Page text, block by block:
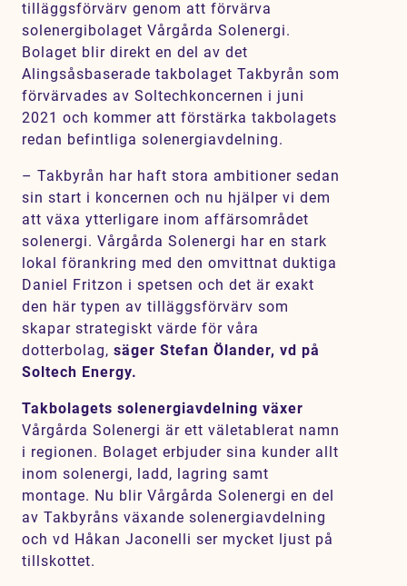
tilläggsförvärv genom att förvärva
solenergibolaget Vårgårda Solenergi.
Bolaget blir direkt en del av det
Alingsåsbaserade takbolaget Takbyrån som
förvärvades av Soltechkoncernen i juni
2021 och kommer att förstärka takbolagets
redan befintliga solenergiavdelning.
– Takbyrån har haft stora ambitioner sedan
sin start i koncernen och nu hjälper vi dem
att växa ytterligare inom affärsområdet
solenergi. Vårgårda Solenergi har en stark
lokal förankring med den omvittnat duktiga
Daniel Fritzon i spetsen och det är exakt
den här typen av tilläggsförvärv som
skapar strategiskt värde för våra
dotterbolag, säger Stefan Ölander, vd på
Soltech Energy.
Takbolagets solenergiavdelning växer
Vårgårda Solenergi är ett väletablerat namn
i regionen. Bolaget erbjuder sina kunder allt
inom solenergi, ladd, lagring samt
montage. Nu blir Vårgårda Solenergi en del
av Takbyråns växande solenergiavdelning
och vd Håkan Jaconelli ser mycket ljust på
tillskottet.